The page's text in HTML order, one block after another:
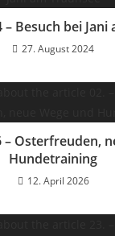
– Besuch bei Jani
27. August 2024
– Osterfreuden,
Hundetraining
12. April 2026